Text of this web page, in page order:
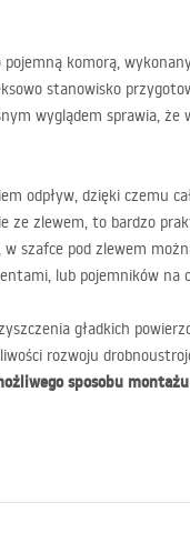
pojemną komorą,
stanowisko
wyglądem sprawia, że
odpływ, dzięki czemu
ze zlewem, to bardzo
w szafce pod zlewem
lub pojemników na
gładkich
rozwoju
sposobu